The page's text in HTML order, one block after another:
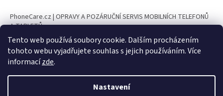
Tento web používá soubory cookie. Dalším procházením
tohoto webu vyjadřujete souhlas s jejich používáním. Více
informacízde.
Nastavení
PhoneCare.cz | OPRAVY A POZÁRUČNÍ SERVIS MOBILNÍCH TELEFONŮ
A TABLETŮ
PhoneParts.cz
Vytvořil Shoptet